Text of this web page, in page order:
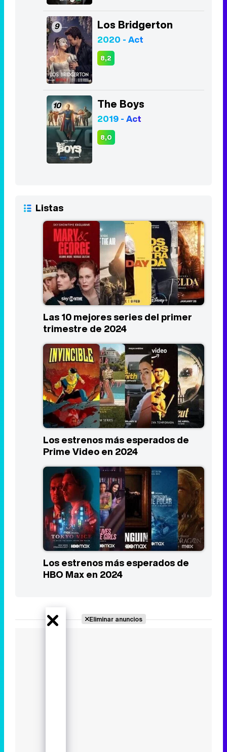
9 Los Bridgerton
2020 - Act
8,2
10 The Boys
2019 - Act
8,0
Listas
Las 10 mejores series del primer
trimestre de 2024
Los estrenos más esperados de
Prime Video en 2024
Los estrenos más esperados de
HBO Max en 2024
Eliminar anuncios